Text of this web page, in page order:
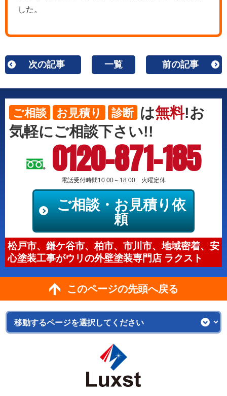
した。
次の記事 一覧 前の記事
ご相談 お見積り 診断 は無料!お
気軽にご相談下さい!!
0120-871-185
電話受付時間10:00～18:00 火曜定休
ご相談・お見積り依
頼
松戸市、鎌ケ谷市、柏市、市川市、地域密着、安
心塗装工事がウリの外壁塗装専門店 ラクスト
このページの先頭へ戻る